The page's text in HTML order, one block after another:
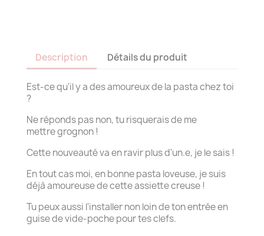
Description Détails du produit
Est-ce qu'il y a des amoureux de la pasta chez toi
?
Ne réponds pas non, tu risquerais de me
mettre grognon !
Cette nouveauté va en ravir plus d'un.e, je le sais !
En tout cas moi, en bonne pasta loveuse, je suis
déjà amoureuse de cette assiette creuse !
Tu peux aussi l'installer non loin de ton entrée en
guise de vide-poche pour tes clefs.